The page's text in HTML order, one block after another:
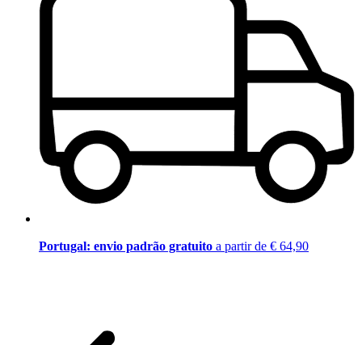
Portugal: envio padrão gratuito a partir de € 64,90